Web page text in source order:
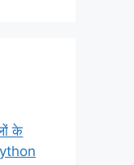
के